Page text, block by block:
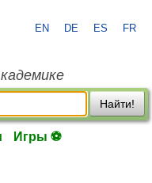
EN DE ES FR
Найти!
Игры ⚽